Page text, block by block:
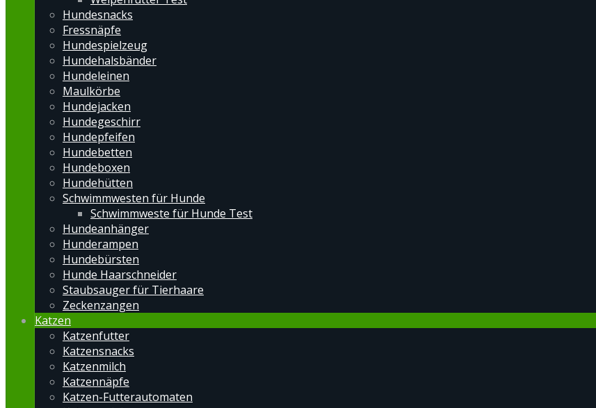
Hundesnacks
Fressnäpfe
Hundespielzeug
Hundehalsbänder
Hundeleinen
Maulkörbe
Hundejacken
Hundegeschirr
Hundepfeifen
Hundebetten
Hundeboxen
Hundehütten
Schwimmwesten für Hunde
Schwimmweste für Hunde Test
Hundeanhänger
Hunderampen
Hundebürsten
Hunde Haarschneider
Staubsauger für Tierhaare
Zeckenzangen
Katzen
Katzenfutter
Katzensnacks
Katzenmilch
Katzennäpfe
Katzen-Futterautomaten